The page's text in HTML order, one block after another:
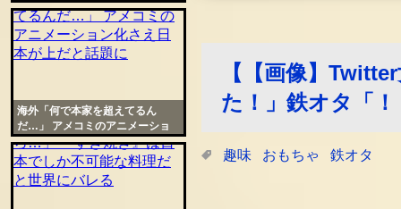
【【画像】
た！」鉄オタ「
趣味 おもちゃ 鉄オタ
日本からは8本選出の快挙
海外「何で本家を超えてるん
だ…」 アメコミのアニメーショ
ン化さえ日本が上だと話題に